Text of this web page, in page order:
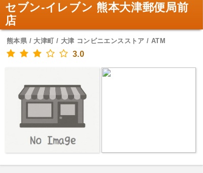
セブン-イレブン 熊本大津郵便局前
店
熊本県 / 大津町 / 大津 コンビニエンスストア / ATM
3.0